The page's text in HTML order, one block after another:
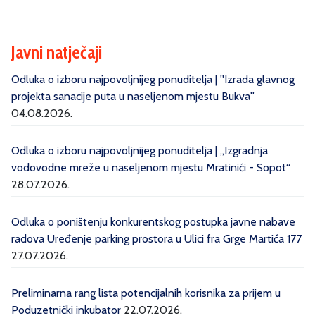
Javni natječaji
Odluka o izboru najpovoljnijeg ponuditelja | ''Izrada glavnog
projekta sanacije puta u naseljenom mjestu Bukva''
04.08.2026.
Odluka o izboru najpovoljnijeg ponuditelja | „Izgradnja
vodovodne mreže u naseljenom mjestu Mratinići - Sopot“
28.07.2026.
Odluka o poništenju konkurentskog postupka javne nabave
radova Uređenje parking prostora u Ulici fra Grge Martića 177
27.07.2026.
Preliminarna rang lista potencijalnih korisnika za prijem u
Poduzetnički inkubator 22.07.2026.